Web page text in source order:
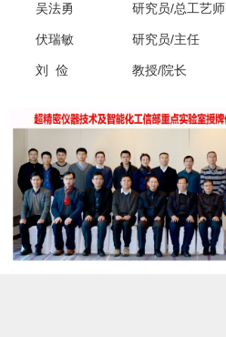
吴法勇 研究员/总工艺师
伏瑞敏 研究员/主任
刘 俭 教授/院长